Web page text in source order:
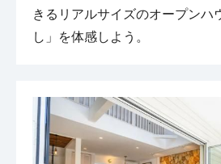
きるリアルサイズのオープンハ
し」を体感しよう。